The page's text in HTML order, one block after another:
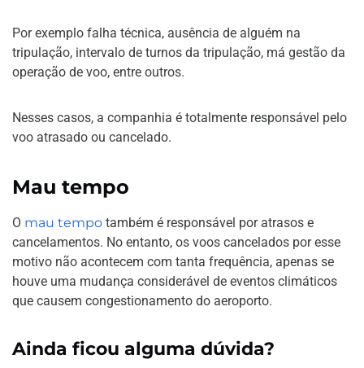
Por exemplo falha técnica, ausência de alguém na
tripulação, intervalo de turnos da tripulação, má gestão da
operação de voo, entre outros.
Nesses casos, a companhia é totalmente responsável pelo
voo atrasado ou cancelado.
Mau tempo
O mau tempo também é responsável por atrasos e
cancelamentos. No entanto, os voos cancelados por esse
motivo não acontecem com tanta frequência, apenas se
houve uma mudança considerável de eventos climáticos
que causem congestionamento do aeroporto.
Ainda ficou alguma dúvida?